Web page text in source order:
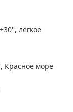
легкое
Красное море